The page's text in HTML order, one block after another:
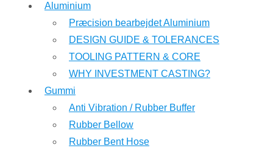
Aluminium
Præcision bearbejdet Aluminium
DESIGN GUIDE & TOLERANCES
TOOLING PATTERN & CORE
WHY INVESTMENT CASTING?
Gummi
Anti Vibration / Rubber Buffer
Rubber Bellow
Rubber Bent Hose